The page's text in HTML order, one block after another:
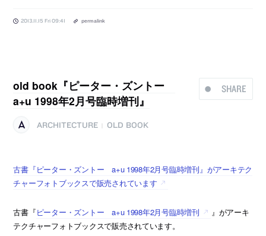
2013.11.15 Fri 09:41 permalink
SHARE
old book『ピーター・ズントー
a+u 1998年2月号臨時増刊』
ARCHITECTURE OLD BOOK
古書『ピーター・ズントー a+u 1998年2月号臨時増刊』がアーキテク
チャーフォトブックスで販売されています
古書『ピーター・ズントー a+u 1998年2月号臨時増刊
』がアーキ
テクチャーフォトブックスで販売されています。